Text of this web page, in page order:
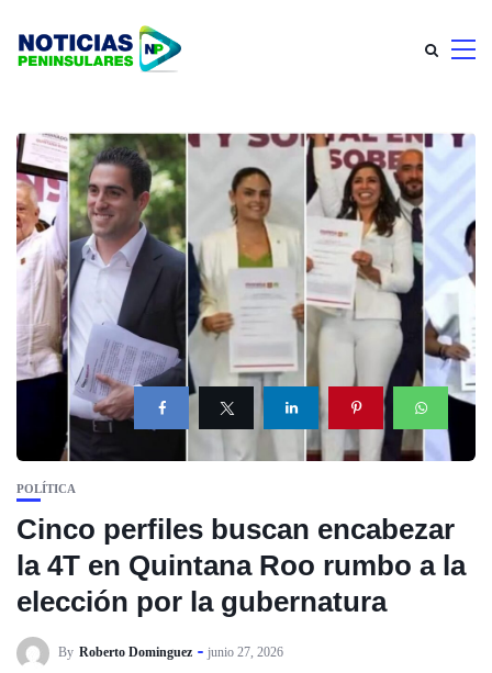
POLÍTICA
Cinco perfiles buscan encabezar
la 4T en Quintana Roo rumbo a la
elección por la gubernatura
By Roberto Dominguez junio 27, 2026